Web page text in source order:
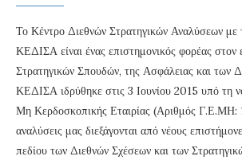
Το Κέντρο Διεθνών Στρατηγικών Αναλύσεων με
ΚΕΔΙΣΑ είναι ένας επιστημονικός φορέας
Στρατηγικών Σπουδών, της Ασφάλειας και των
ΚΕΔΙΣΑ ιδρύθηκε στις 3 Ιουνίου 2015 υπό τη
Μη Κερδοσκοπικής Εταιρίας (Αριθμός
αναλύσεις μας διεξάγονται από νέους
πεδίου των Διεθνών Σχέσεων και των